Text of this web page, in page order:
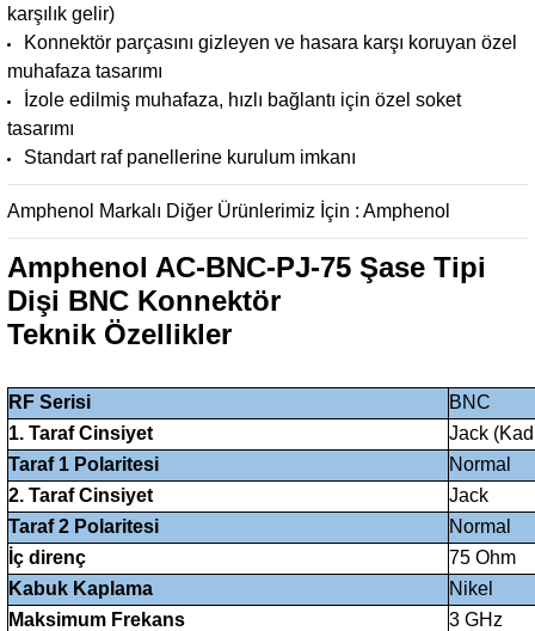
karşılık gelir)
Konnektör parçasını gizleyen ve hasara karşı koruyan özel
muhafaza tasarımı
İzole edilmiş muhafaza, hızlı bağlantı için özel soket
tasarımı
Standart raf panellerine kurulum imkanı
Amphenol Markalı Diğer Ürünlerimiz İçin : Amphenol
Amphenol AC-BNC-PJ-75 Şase Tipi
Dişi BNC Konnektör
Teknik Özellikler
RF Serisi
BNC
1. Taraf Cinsiyet
Jack
Taraf 1 Polaritesi
Normal
2. Taraf Cinsiyet
Jack
Taraf 2 Polaritesi
Normal
İç direnç
75 Ohm
Kabuk Kaplama
Nikel
Maksimum Frekans
3 GHz